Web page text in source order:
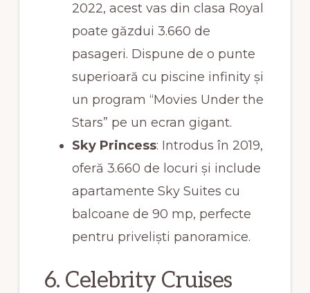
2022, acest vas din clasa Royal
poate găzdui 3.660 de
pasageri. Dispune de o punte
superioară cu piscine infinity și
un program “Movies Under the
Stars” pe un ecran gigant.
Sky Princess: Introdus în 2019,
oferă 3.660 de locuri și include
apartamente Sky Suites cu
balcoane de 90 mp, perfecte
pentru priveliști panoramice.
6. Celebrity Cruises